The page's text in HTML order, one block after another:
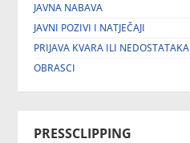
JAVNA NABAVA
JAVNI POZIVI I NATJEČAJI
PRIJAVA KVARA ILI NEDOSTATAKA
OBRASCI
PRESSCLIPPING